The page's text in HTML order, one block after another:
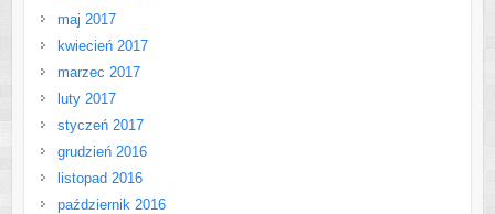
maj 2017
kwiecień 2017
marzec 2017
luty 2017
styczeń 2017
grudzień 2016
listopad 2016
październik 2016